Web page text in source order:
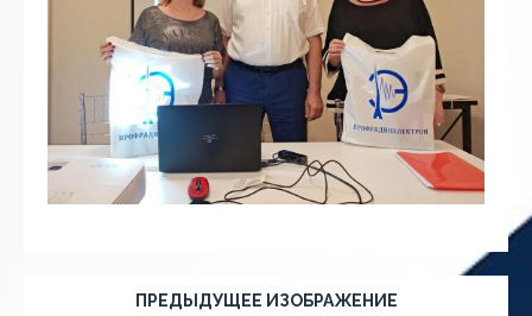
ПРЕДЫДУЩЕЕ ИЗОБРАЖЕНИЕ